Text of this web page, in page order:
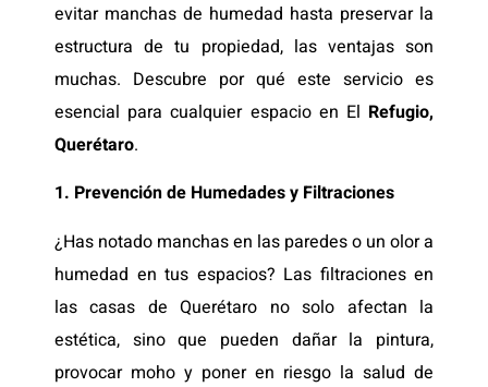
evitar manchas de humedad hasta preservar la
estructura de tu propiedad, las ventajas son
muchas. Descubre por qué este servicio es
esencial para cualquier espacio en El Refugio,
Querétaro.
1. Prevención de Humedades y Filtraciones
¿Has notado manchas en las paredes o un olor a
humedad en tus espacios? Las filtraciones en
las casas de Querétaro no solo afectan la
estética, sino que pueden dañar la pintura,
provocar moho y poner en riesgo la salud de